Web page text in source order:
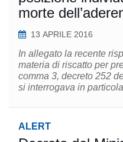
morte
13 APRILE 2016
In allegato la recente
materia di riscatto per
comma 3, decreto 252 del 2005). Il
si interrogava in
ALERT